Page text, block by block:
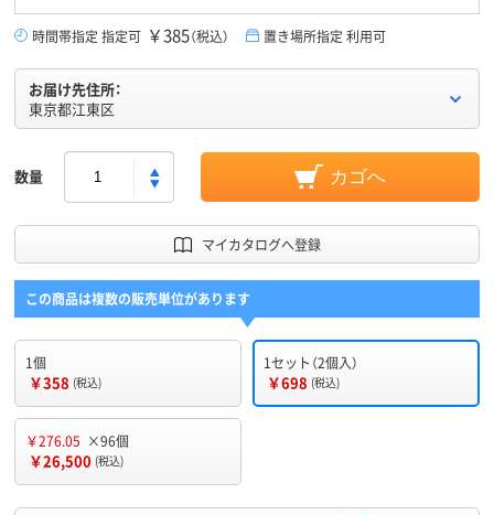
時間帯指定 指定可 ￥385（税込） 置き場所指定 利用可
お届け先住所：
東京都江東区
数量 カゴへ
マイカタログへ登録
この商品は複数の販売単位があります
1個
￥358 (税込)
1セット（2個入）
￥698 (税込)
￥276.05 ×96個
￥26,500 (税込)